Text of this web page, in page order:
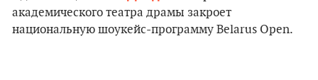
академического театра драмы закроет
национальную шоукейс-программу Belarus Open.